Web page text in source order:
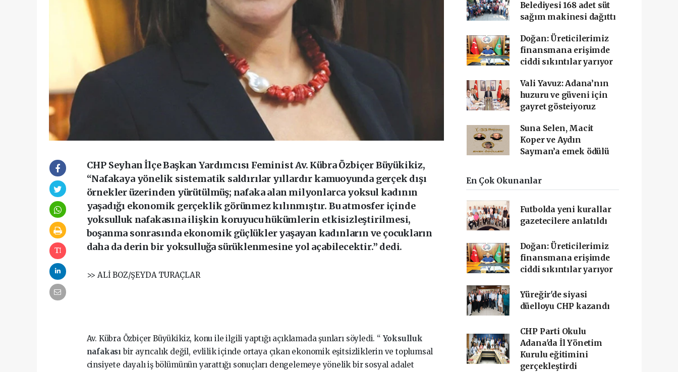
CHP Seyhan İlçe Başkan Yardımcısı Feminist Av. Kübra Özbiçer Büyükikiz,
“Nafakaya yönelik sistematik saldırılar yıllardır kamuoyunda gerçek dışı
örnekler üzerinden yürütülmüş; nafaka alan milyonlarca yoksul kadının
yaşadığı ekonomik gerçeklik görünmez kılınmıştır. Bu atmosfer içinde
yoksulluk nafakasına ilişkin koruyucu hükümlerin etkisizleştirilmesi,
boşanma sonrasında ekonomik güçlükler yaşayan kadınların ve çocukların
daha da derin bir yoksulluğa sürüklenmesine yol açabilecektir.” dedi.
>> ALİ BOZ/ŞEYDA TURAÇLAR
Av. Kübra Özbiçer Büyükikiz, konu ile ilgili yaptığı açıklamada şunları söyledi. “ Yoksulluk
nafakasıbir ayrıcalık değil, evlilik içinde ortaya çıkan ekonomik eşitsizliklerin ve toplumsal
cinsiyete dayalı iş bölümünün yarattığı sonuçları dengelemeye yönelik bir sosyal adalet
Belediyesi 168 adet süt
sağım makinesi dağıttı
Doğan: Üreticilerimiz
finansmana erişimde
ciddi sıkıntılar yarıyor
Vali Yavuz: Adana’nın
huzuru ve güveni için
gayret gösteiyoruz
Suna Selen, Macit
Koper ve Aydın
Sayman’a emek ödülü
En Çok Okunanlar
Futbolda yeni kurallar
gazetecilere anlatıldı
Doğan: Üreticilerimiz
finansmana erişimde
ciddi sıkıntılar yarıyor
Yüreğir'de siyasi
düelloyu CHP kazandı
CHP Parti Okulu
Adana'da İl Yönetim
Kurulu eğitimini
gerçekleştirdi